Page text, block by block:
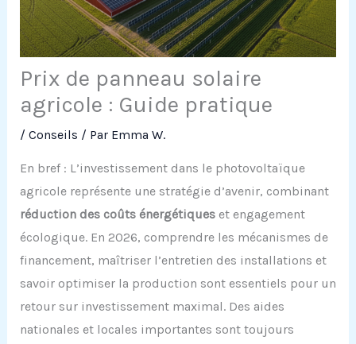
Prix de panneau solaire
agricole : Guide pratique
/ Conseils / Par Emma W.
En bref : L’investissement dans le photovoltaïque
agricole représente une stratégie d’avenir, combinant
réduction des coûts énergétiqueset engagement
écologique. En 2026, comprendre les mécanismes de
financement, maîtriser l’entretien des installations et
savoir optimiser la production sont essentiels pour un
retour sur investissement maximal. Des aides
nationales et locales importantes sont toujours